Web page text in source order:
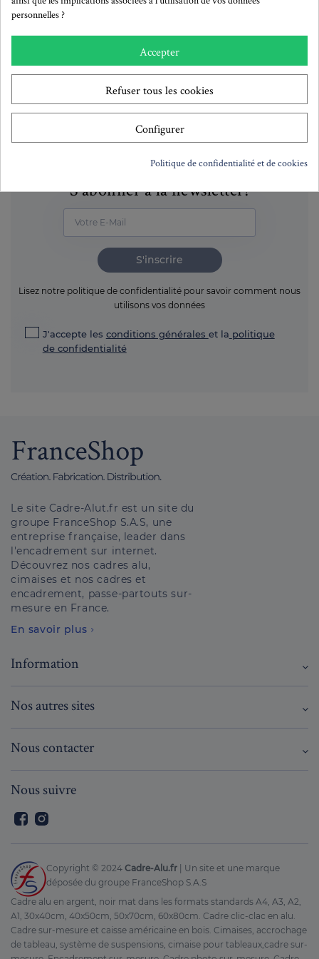
Plus de détails
Remises quantitatives
S'abonner à la newsletter!
S'inscrire
Lisez notre politique de confidentialité pour savoir comment nous
utilisons vos données
J'accepte les conditions générales et la politique
de confidentialité
Le site Cadre-Alut.fr est un site du
groupe FranceShop S.A.S, une
entreprise française, leader dans
l'encadrement sur internet.
Découvrez nos cadres alu,
cimaises et nos cadres et
encadrement, passe-partouts sur-
mesure en France.
En savoir plus
Information
Nos autres sites
Nous contacter
Nous suivre
Facebook
Copyright © 2024 Cadre-Alu.fr | Un site et une marque
déposée du groupe FranceShop S.A.S
Cadre alu en argent, noir mat dans les formats standards A4, A3, A2,
A1, 30x40cm, 40x50cm, 50x70cm, 60x80cm. Cadre clic-clac en alu.
Cadre sur-mesure et caisse américaine en bois. Cimaises, accrochage
de tableau, système de suspensions, cimaise pour tableaux,cadre sur-
personnelles ?
Accepter
Refuser tous les cookies
Configurer
Politique de confidentialité et de cookies